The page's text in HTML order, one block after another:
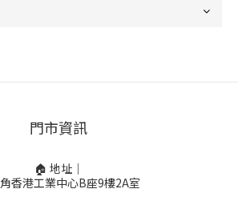
門市資訊
🏠 地址｜
香港工業中心B座9樓2A室